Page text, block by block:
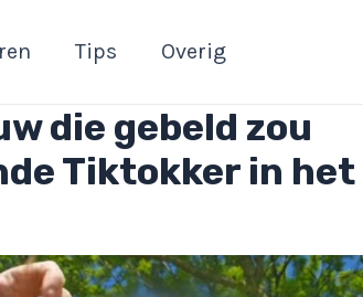
Tips Overig
die gebeld zou
Tiktokker in het